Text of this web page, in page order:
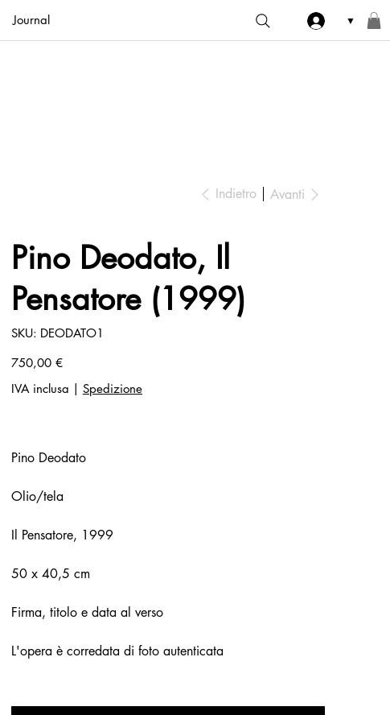
Journal ▼
Indietro Avanti
Pino Deodato, Il
Pensatore (1999)
SKU:
SKU
DEODATO1
DEODATO1
Prezzo
750,00 €
IVA inclusa | Spedizione
Pino Deodato
Olio/tela
Il Pensatore, 1999
50 x 40,5 cm
Firma, titolo e data al verso
L'opera è corredata di foto autenticata